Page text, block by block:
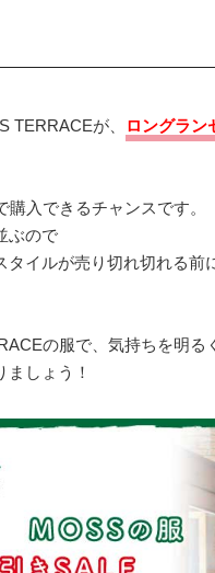
TERRACEが、 ロングラン
入できるチャンスです。
ぶので
タイルが売り切れ切れる前
の服で、気持ちを明る
しょう！